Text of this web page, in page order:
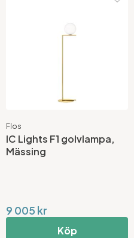
Flos
IC Lights F1 golvlampa,
Mässing
9 005 kr
Köp